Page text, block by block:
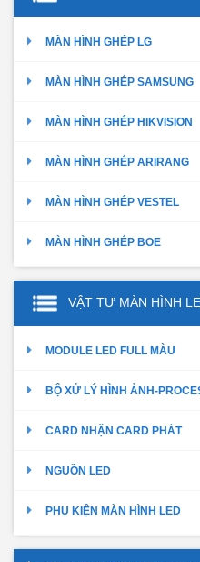
MÀN HÌNH GHÉP LG
MÀN HÌNH GHÉP SAMSUNG
MÀN HÌNH GHÉP HIKVISION
MÀN HÌNH GHÉP ARIRANG
MÀN HÌNH GHÉP VESTEL
MÀN HÌNH GHÉP BOE
VẬT TƯ MÀN HÌNH
MODULE LED FULL MÀU
BỘ XỬ LÝ HÌNH ẢNH-
CARD NHẬN CARD PHÁT
NGUỒN LED
PHỤ KIỆN MÀN HÌNH LED